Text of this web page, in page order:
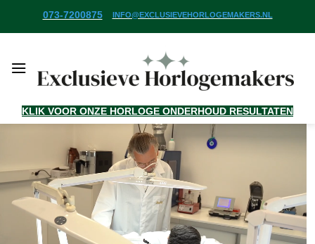
073-7200875 INFO@EXCLUSIEVEHORLOGEMAKERS.NL
KLIK VOOR ONZE HORLOGE ONDERHOUD RESULTATEN